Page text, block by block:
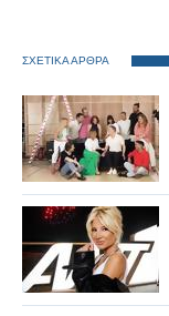
ΣΧΕΤΙΚΑ ΑΡΘΡΑ